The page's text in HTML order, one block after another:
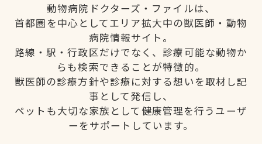
動物病院ドクターズ・ファイルは、
首都圏を中心としてエリア拡大中の獣医師・動物
病院情報サイト。
路線・駅・行政区だけでなく、診療可能な動物か
らも検索できることが特徴的。
獣医師の診療方針や診療に対する想いを取材し記
事として発信し、
ペットも大切な家族として健康管理を行うユーザ
ーをサポートしています。